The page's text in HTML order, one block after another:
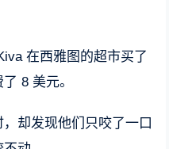
在西雅图的超市买了
8 美元。
却发现他们只咬了一口